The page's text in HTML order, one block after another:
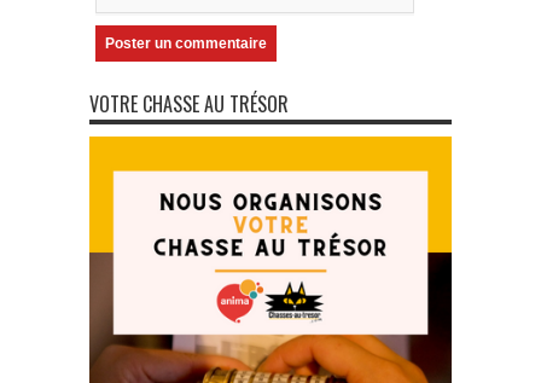
VOTRE CHASSE AU TRÉSOR